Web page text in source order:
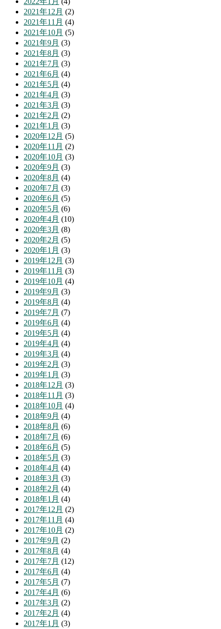
2021年12月 (2)
2021年11月 (4)
2021年10月 (5)
2021年9月 (3)
2021年8月 (3)
2021年7月 (3)
2021年6月 (4)
2021年5月 (4)
2021年4月 (3)
2021年3月 (3)
2021年2月 (2)
2021年1月 (3)
2020年12月 (5)
2020年11月 (2)
2020年10月 (3)
2020年9月 (3)
2020年8月 (4)
2020年7月 (3)
2020年6月 (5)
2020年5月 (6)
2020年4月 (10)
2020年3月 (8)
2020年2月 (5)
2020年1月 (3)
2019年12月 (3)
2019年11月 (3)
2019年10月 (4)
2019年9月 (3)
2019年8月 (4)
2019年7月 (7)
2019年6月 (4)
2019年5月 (4)
2019年4月 (4)
2019年3月 (4)
2019年2月 (3)
2019年1月 (3)
2018年12月 (3)
2018年11月 (3)
2018年10月 (4)
2018年9月 (4)
2018年8月 (6)
2018年7月 (6)
2018年6月 (5)
2018年5月 (3)
2018年4月 (4)
2018年3月 (3)
2018年2月 (4)
2018年1月 (4)
2017年12月 (2)
2017年11月 (4)
2017年10月 (2)
2017年9月 (2)
2017年8月 (4)
2017年7月 (12)
2017年6月 (4)
2017年5月 (7)
2017年4月 (6)
2017年3月 (2)
2017年2月 (4)
2017年1月 (3)